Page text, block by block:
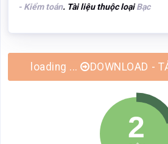
- Kiểm toán. Tài liệu thuộc loạiBạc
loading ... DOWNLOAD -